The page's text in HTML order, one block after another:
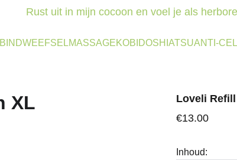
Rust uit in mijn cocoon en voel je als
BINDWEEFSELMASSAGEKOBIDOSHIATSUANTI-
Loveli
€13.00
Inhoud: